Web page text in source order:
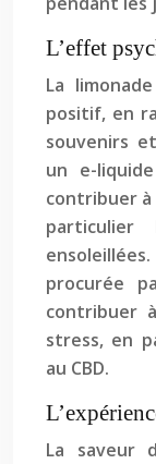
L’effet
La
positif, en
souvenirs
un e-
contribuer à
procurée
contribuer
stress, en
au CBD.
La saveur